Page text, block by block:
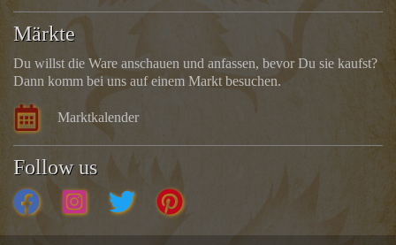
Märkte
Du willst die Ware anschauen und anfassen, bevor Du sie kaufst?
Dann komm bei uns auf einem Markt besuchen.
Marktkalender
Follow us